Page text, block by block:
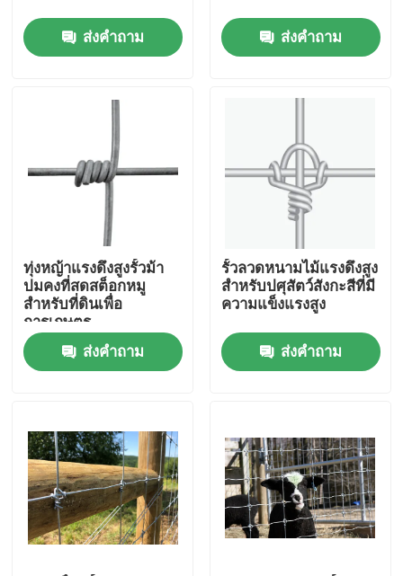
บ้าน
รายชื่อผู้ติดต่อ
วิดีโอ
แผงรั้วตาข่าย
รั้วรักษาความปลอดภัย V Mesh
รั้วเชื่อมโยงห่วงโซ่
ส่งคำถาม ส่งคำถาม
ทุ่งหญ้าแรงดึงสูงรั้วม้า
ปมคงที่สดสต็อกหมู
สำหรับที่ดินเพื่อ
การเกษตร
ส่งคำถาม
รั้วลวดหนามไม้แรงดึงสูง
สำหรับปศุสัตว์สังกะสีที่มี
ความแข็งแรงสูง
ส่งคำถาม